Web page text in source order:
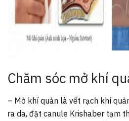
Chăm sóc mở khí
– Mở khí quản là vết rạch khí
ra da, đặt canule Krishaber tạm